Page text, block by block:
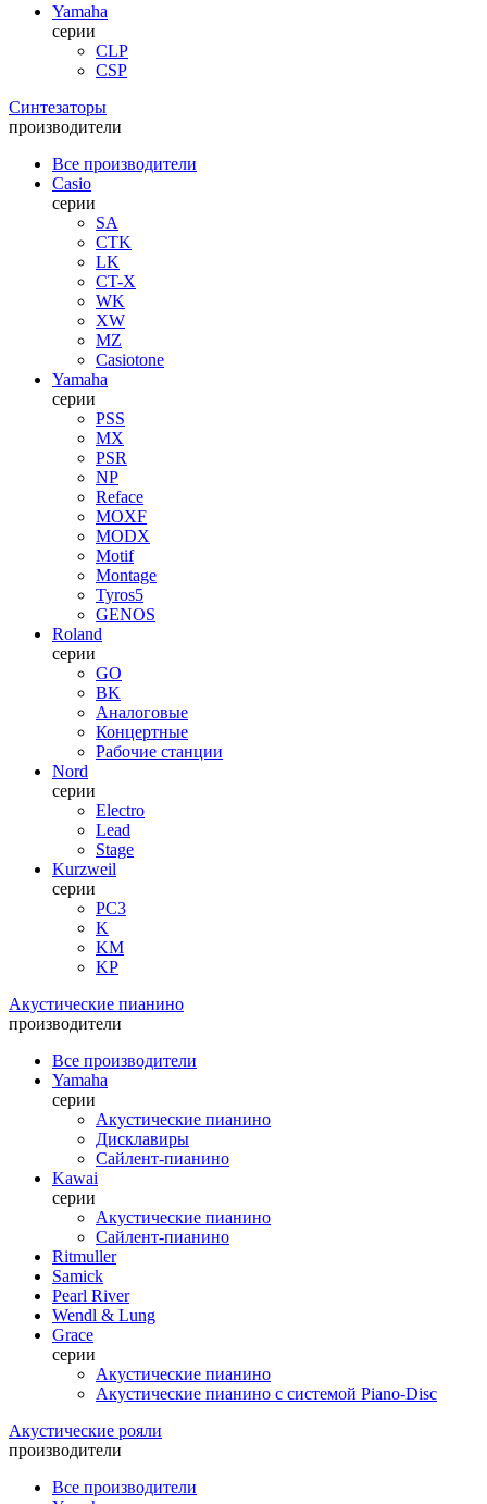
Yamaha
серии
CLP
CSP
Синтезаторы
производители
Все производители
Casio
серии
SA
CTK
LK
CT-X
WK
XW
MZ
Casiotone
Yamaha
серии
PSS
MX
PSR
NP
Reface
MOXF
MODX
Motif
Montage
Tyros5
GENOS
Roland
серии
GO
BK
Аналоговые
Концертные
Рабочие станции
Nord
серии
Electro
Lead
Stage
Kurzweil
серии
PC3
K
KM
KP
Акустические пианино
производители
Все производители
Yamaha
серии
Акустические пианино
Дисклавиры
Сайлент-пианино
Kawai
серии
Акустические пианино
Сайлент-пианино
Ritmuller
Samick
Pearl River
Wendl & Lung
Grace
серии
Акустические пианино
Акустические пианино с системой Piano-Disc
Акустические рояли
производители
Все производители